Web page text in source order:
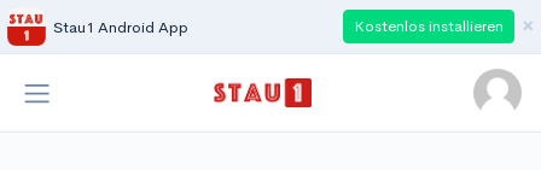
Stau1 Android App Kostenlos installieren ×